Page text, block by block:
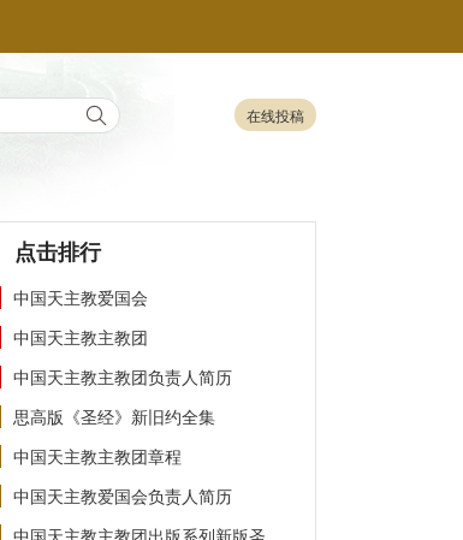
在线投稿
点击排行
中国天主教爱国会
中国天主教主教团
中国天主教主教团负责人简历
思高版《圣经》新旧约全集
中国天主教主教团章程
中国天主教爱国会负责人简历
中国天主教主教团出版系列新版圣…